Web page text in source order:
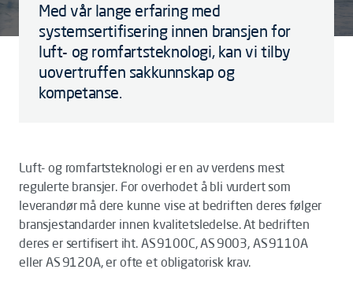
Med vår lange erfaring med
systemsertifisering innen bransjen for
luft- og romfartsteknologi, kan vi tilby
uovertruffen sakkunnskap og
kompetanse.
Luft- og romfartsteknologi er en av verdens mest
regulerte bransjer. For overhodet å bli vurdert som
leverandør må dere kunne vise at bedriften deres følger
bransjestandarder innen kvalitetsledelse. At bedriften
deres er sertifisert iht. AS 9100C, AS 9003, AS 9110A
eller AS 9120A, er ofte et obligatorisk krav.